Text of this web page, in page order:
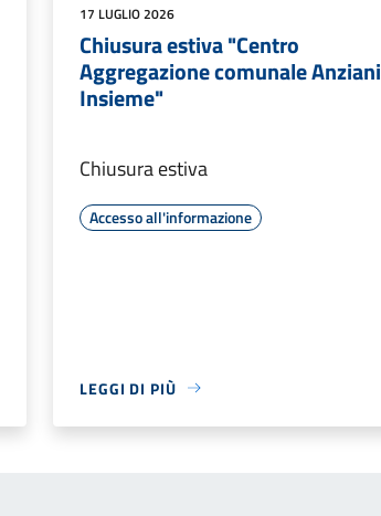
17 LUGLIO 2026
Chiusura estiva "Centro
Aggregazione comunale Anziani
Insieme"
Chiusura estiva
Accesso all'informazione
LEGGI DI PIÙ